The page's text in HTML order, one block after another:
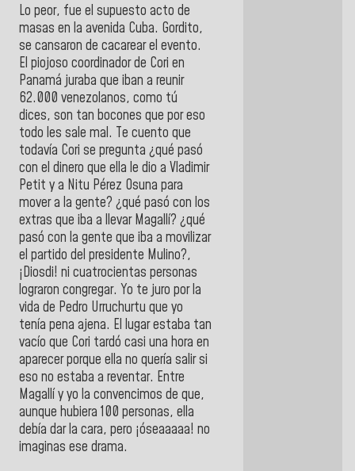
Lo peor, fue el supuesto acto de
masas en la avenida Cuba. Gordito,
se cansaron de cacarear el evento.
El piojoso coordinador de Cori en
Panamá juraba que iban a reunir
62.000 venezolanos, como tú
dices, son tan bocones que por eso
todo les sale mal. Te cuento que
todavía Cori se pregunta ¿qué pasó
con el dinero que ella le dio a Vladimir
Petit y a Nitu Pérez Osuna para
mover a la gente? ¿qué pasó con los
extras que iba a llevar Magallí? ¿qué
pasó con la gente que iba a movilizar
el partido del presidente Mulino?,
¡Diosdi! ni cuatrocientas personas
lograron congregar. Yo te juro por la
vida de Pedro Urruchurtu que yo
tenía pena ajena. El lugar estaba tan
vacío que Cori tardó casi una hora en
aparecer porque ella no quería salir si
eso no estaba a reventar. Entre
Magallí y yo la convencimos de que,
aunque hubiera 100 personas, ella
debía dar la cara, pero ¡óseaaaaa! no
imaginas ese drama.